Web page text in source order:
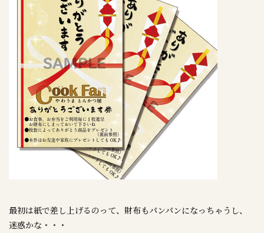
最初は紙で差し上げるのって、財布もパンパンになっちゃうし、
迷惑かな・・・